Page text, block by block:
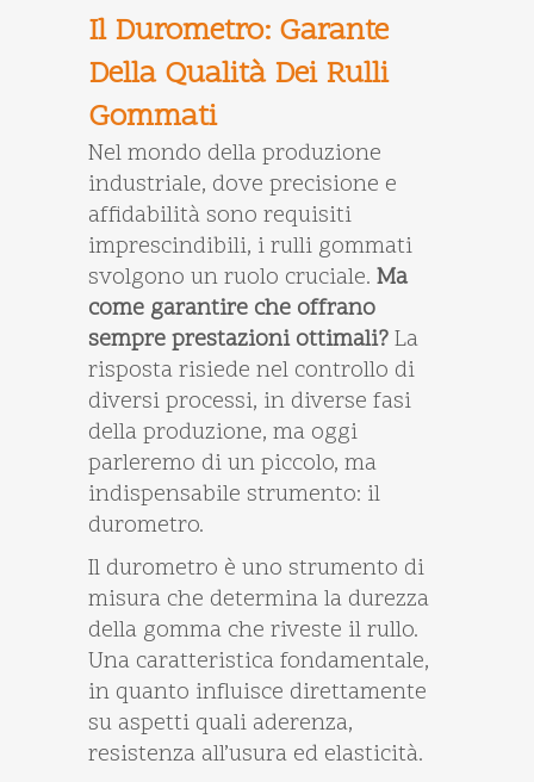
Il Durometro: Garante
Della Qualità Dei Rulli
Gommati
Nel mondo della produzione
industriale, dove precisione e
affidabilità sono requisiti
imprescindibili, i rulli gommati
svolgono un ruolo cruciale. Ma
come garantire che offrano
sempre prestazioni ottimali?La
risposta risiede nel controllo di
diversi processi, in diverse fasi
della produzione, ma oggi
parleremo di un piccolo, ma
indispensabile strumento: il
durometro.
Il durometro è uno strumento di
misura che determina la durezza
della gomma che riveste il rullo.
Una caratteristica fondamentale,
in quanto influisce direttamente
su aspetti quali aderenza,
resistenza all’usura ed elasticità.